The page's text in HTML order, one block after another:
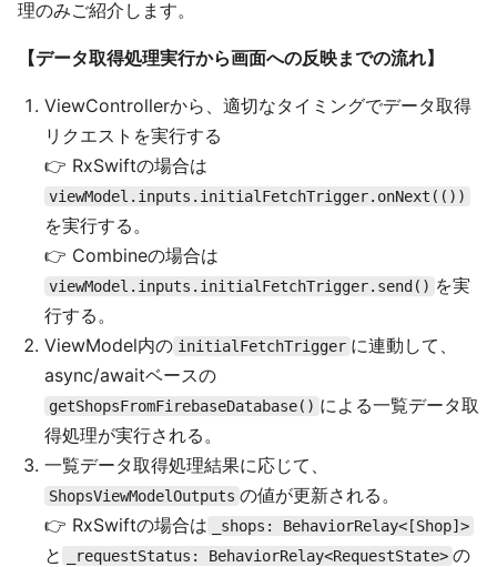
理のみご紹介します。
【データ取得処理実行から画面への反映までの流れ】
ViewControllerから、適切なタイミングでデータ取得
リクエストを実行する
👉 RxSwiftの場合は
viewModel.inputs.initialFetchTrigger.onNext(())
を実行する。
👉 Combineの場合は
viewModel.inputs.initialFetchTrigger.send() を実
行する。
ViewModel内の initialFetchTrigger に連動して、
async/awaitベースの
getShopsFromFirebaseDatabase() による一覧データ取
得処理が実行される。
一覧データ取得処理結果に応じて、
ShopsViewModelOutputs の値が更新される。
👉 RxSwiftの場合は
_shops: BehaviorRelay<[Shop]>
と _requestStatus: BehaviorRelay<RequestState> の